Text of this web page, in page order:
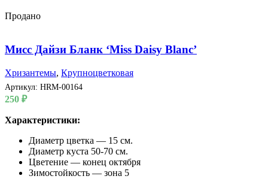
Продано
Мисс Дайзи Бланк ‘Miss Daisy Blanc’
Хризантемы, Крупноцветковая
Артикул: HRM-00164
250 ₽
Характеристики:
Диаметр цветка — 15 см.
Диаметр куста 50-70 см.
Цветение — конец октября
Зимостойкость — зона 5